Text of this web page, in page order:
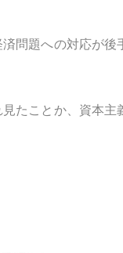
問題への対応が後
たことか、資本主